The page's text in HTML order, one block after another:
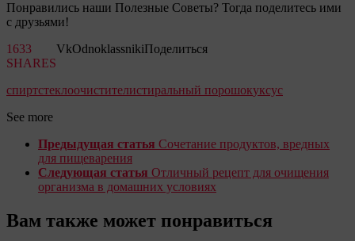
Понравились наши Полезные Советы? Тогда поделитесь ими
с друзьями!
1633
SHARES
VkOdnoklassnikiПоделиться
спиртстеклоочистителистиральный порошокуксус
See more
Предыдущая статья Сочетание продуктов, вредных
для пищеварения
Следующая статья Отличный рецепт для очищения
организма в домашних условиях
Вам также может понравиться